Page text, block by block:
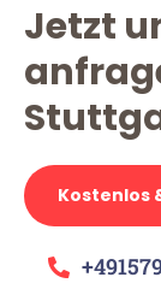
Jetzt
Kostenlos